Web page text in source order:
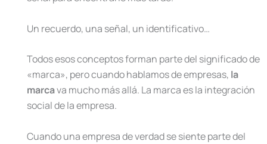
Un recuerdo, una señal, un identificativo…
Todos esos conceptos forman parte del significado de
«marca», pero cuando hablamos de empresas, la
marcava mucho más allá. La marca es la integración
social de la empresa.
Cuando una empresa de verdad se siente parte del